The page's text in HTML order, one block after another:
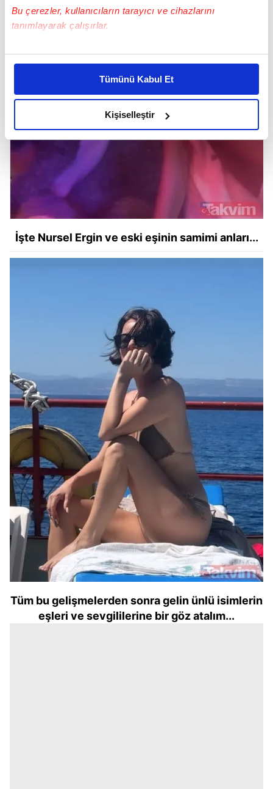
Bu çerezler, kullanıcıların tarayıcı ve cihazlarını
tanımlayarak çalışırlar.
Bu çerezlere izin vermeniz halinde sizlere özel
daha iyi reklam deneyimi yaşatabiliriz. Bunu yaparken
amacımızın size daha iyi bir reklam deneyimi sunmak
olduğunu ve sizlere en iyi içerikleri sunabilmek adına
elimizden gelen çabayı gösterdiğimizi ve bu noktada,
reklamların maliyetlerimizi karşılamak noktasında tek gelir
kalemimiz olduğunu sizlere hatırlatmak isteriz.
Her halükârda, kullanıcılar, bu çerezlere izin vermedikleri
takdirde, kullanıcılara hedefli reklamlar
gösterilmeyecektir."
Sizlere daha iyi bir hizmet sunabilmek için İnternet
Sitemizde kendimize ve üçüncü kişilere ait çerezler
toplumu hizmetlerinin sunulması amacıyla
kullanılmaktadır. Diğer çerezler, sitemizin daha işlevsel
kılınması ve kişiselleştirilmesi ve sizlere yönelik
reklam/pazarlama faaliyetlerinin yapılması, amaçlarıyla
sınırlı olarak açık rızanız dahilinde kullanılacaktır.
Çerezlere ilişkin tercihlerinizi aşağıda yer alan panel
vasıtasıyla belirleyebilirsiniz. Çerezlere ilişkin detaylı bilgi
için Ayarlar butonuna tıklayabilir,
Çerez Bilgilendirme
Metnimiziziyaret edebilirsiniz.
6698 sayılı Kişisel Verilerin Korunması Kanunu uyarınca
hazırlanmış Aydınlatma Metnimizi okumak ve sitemizde
ilgili mevzuata uygun olarak kullanılan çerezlerle ilgili bilgi
almak için lütfen
tıklayınız.
Tümünü Kabul Et
Kişiselleştir
İşte Nursel Ergin ve eski eşinin samimi anları...
Tüm bu gelişmelerden sonra gelin ünlü isimlerin
eşleri ve sevgililerine bir göz atalım...